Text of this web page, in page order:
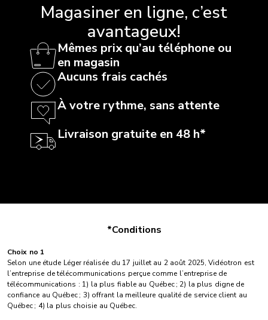
Magasiner en ligne, c’est
avantageux!
Mêmes prix qu’au téléphone ou
en magasin
Aucuns frais cachés
À votre rythme, sans attente
Livraison gratuite en 48 h*
*Conditions
Choix no 1
Selon une étude Léger réalisée du 17 juillet au 2 août 2025, Vidéotron est
l’entreprise de télécommunications perçue comme l’entreprise de
télécommunications : 1) la plus fiable au Québec ; 2) la plus digne de
confiance au Québec ; 3) offrant la meilleure qualité de service client au
Québec ; 4) la plus choisie au Québec.